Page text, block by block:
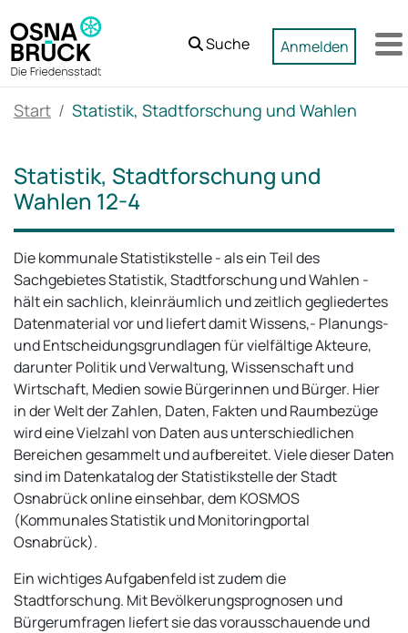
Zum Hauptinhalt springen
Suche Anmelden
Start Statistik, Stadtforschung und Wahlen
Statistik, Stadtforschung und
Wahlen 12-4
Die kommunale Statistikstelle - als ein Teil des
Sachgebietes Statistik, Stadtforschung und Wahlen -
hält ein sachlich, kleinräumlich und zeitlich gegliedertes
Datenmaterial vor und liefert damit Wissens,- Planungs-
und Entscheidungsgrundlagen für vielfältige Akteure,
darunter Politik und Verwaltung, Wissenschaft und
Wirtschaft, Medien sowie Bürgerinnen und Bürger. Hier
in der Welt der Zahlen, Daten, Fakten und Raumbezüge
wird eine Vielzahl von Daten aus unterschiedlichen
Bereichen gesammelt und aufbereitet. Viele dieser Daten
sind im Datenkatalog der Statistikstelle der Stadt
Osnabrück online einsehbar, dem KOSMOS
(Kommunales Statistik und Monitoringportal
Osnabrück).
Ein wichtiges Aufgabenfeld ist zudem die
Stadtforschung. Mit Bevölkerungsprognosen und
Bürgerumfragen liefert sie das vorausschauende und